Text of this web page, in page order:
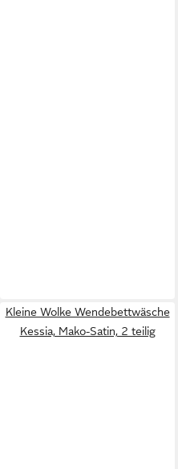
Kleine Wolke Wendebettwäsche
Kessia, Mako-Satin, 2 teilig